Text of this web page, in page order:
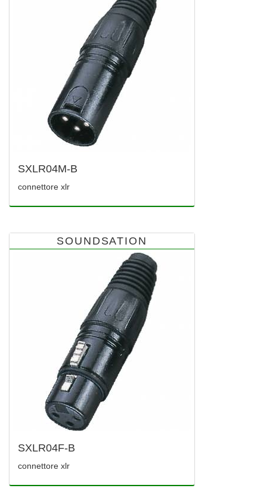
SXLR04M-B
connettore xlr
SOUNDSATION
SXLR04F-B
connettore xlr